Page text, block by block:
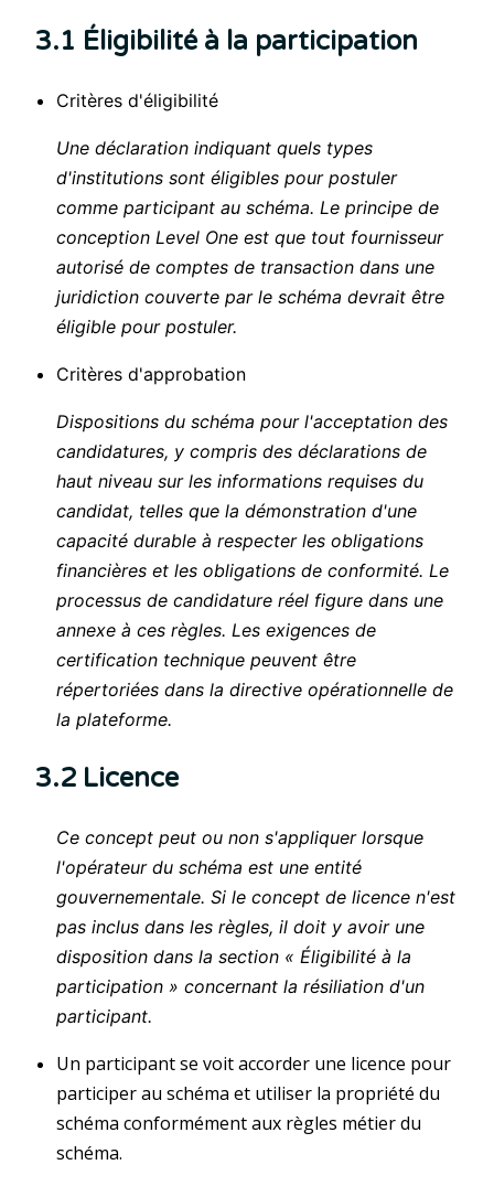
3.1 Éligibilité à la participation
Critères d'éligibilité
Une déclaration indiquant quels types
d'institutions sont éligibles pour postuler
comme participant au schéma. Le principe de
conception Level One est que tout fournisseur
autorisé de comptes de transaction dans une
juridiction couverte par le schéma devrait être
éligible pour postuler.
Critères d'approbation
Dispositions du schéma pour l'acceptation des
candidatures, y compris des déclarations de
haut niveau sur les informations requises du
candidat, telles que la démonstration d'une
capacité durable à respecter les obligations
financières et les obligations de conformité. Le
processus de candidature réel figure dans une
annexe à ces règles. Les exigences de
certification technique peuvent être
répertoriées dans la directive opérationnelle de
la plateforme.
3.2 Licence
Ce concept peut ou non s'appliquer lorsque
l'opérateur du schéma est une entité
gouvernementale. Si le concept de licence n'est
pas inclus dans les règles, il doit y avoir une
disposition dans la section « Éligibilité à la
participation » concernant la résiliation d'un
participant.
Un participant se voit accorder une licence pour
participer au schéma et utiliser la propriété du
schéma conformément aux règles métier du
schéma.